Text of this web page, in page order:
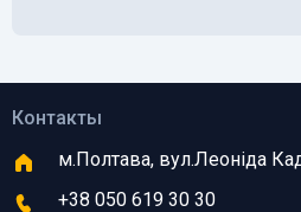
Контакты
м.Полтава, вул.Леоніда
+38 050 619 30 30